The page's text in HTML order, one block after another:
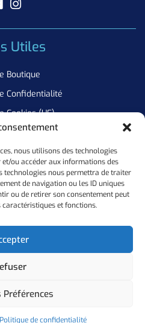
nous utilisons des technologies
ou accéder aux informations des
technologies nous permettra de traiter
de navigation ou les ID uniques
ou de retirer son consentement peut
et fonctions.
Préférences
de confidentialité
Utiles
Boutique
Confidentialité
Cookies (UE)
Pour Ne Manquer Aucune De
Offres
Ok
• Website By Elixir Lab
Mention Légales